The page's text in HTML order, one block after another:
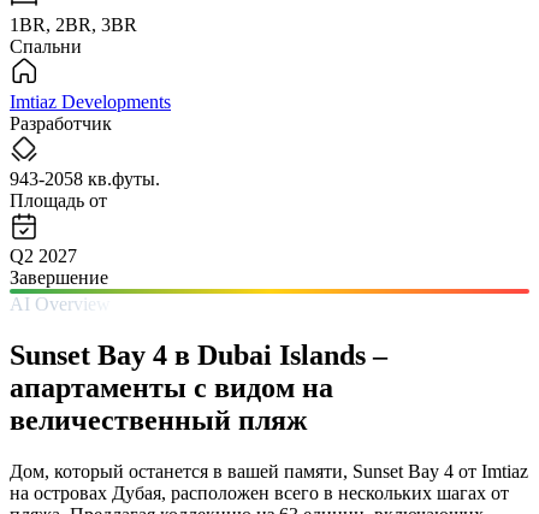
1BR, 2BR, 3BR
Спальни
Imtiaz Developments
Разработчик
943-2058 кв.футы.
Площадь от
Q2 2027
Завершение
AI Overview
Sunset Bay 4 в Dubai Islands –
апартаменты с видом на
величественный пляж
Дом, который останется в вашей памяти, Sunset Bay 4 от Imtiaz
на островах Дубая, расположен всего в нескольких шагах от